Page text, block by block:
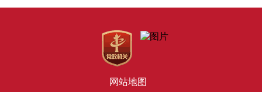
网站地图